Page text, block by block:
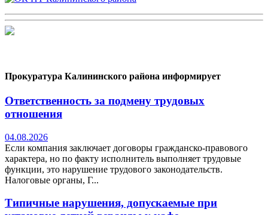
Прокуратура Калининского района информирует
Ответственность за подмену трудовых
отношения
04.08.2026
Если компания заключает договоры гражданско-правового
характера, но по факту исполнитель выполняет трудовые
функции, это нарушение трудового законодательств.
Налоговые органы, Г...
Типичные нарушения, допускаемые при